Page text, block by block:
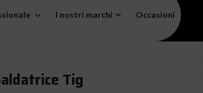
I nostri marchi Occasioni
Tig